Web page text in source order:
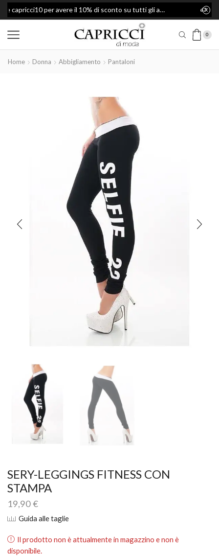
Usa il codice capricci10 per avere il 10% di sconto su tutti gli articoli Spedizione Gratis per ordini superiori a 49€
0
Home Donna Abbigliamento Pantaloni
SERY-LEGGINGS FITNESS CON
STAMPA
19,90€
Guida alle taglie
Il prodotto non è attualmente in magazzino e non è
disponibile.